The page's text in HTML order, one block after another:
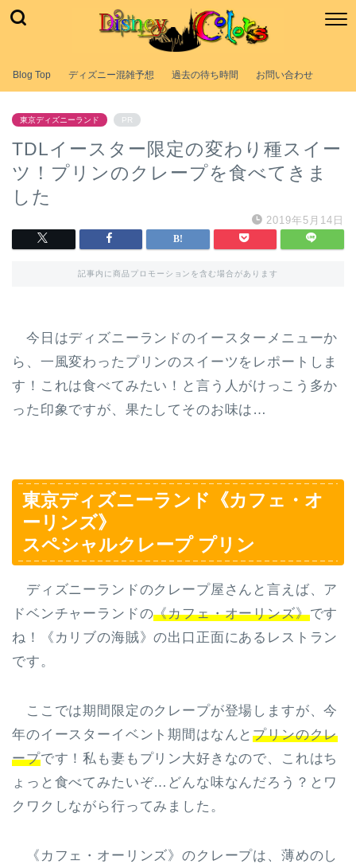
Blog Top ディズニー混雑予想 過去の待ち時間 お問い合わせ
東京ディズニーランド PR
TDLイースター限定の変わり種スイー
ツ！プリンのクレープを食べてきま
した
2019年5月14日
記事内に商品プロモーションを含む場合があります
今日はディズニーランドのイースターメニューか
ら、一風変わったプリンのスイーツをレポートしま
す！これは食べてみたい！と言う人がけっこう多か
った印象ですが、果たしてそのお味は…
東京ディズニーランド《カフェ・オ
ーリンズ》
スペシャルクレープ プリン
ディズニーランドのクレープ屋さんと言えば、ア
ドベンチャーランドの《カフェ・オーリンズ》です
ね！《カリブの海賊》の出口正面にあるレストラン
です。
ここでは期間限定のクレープが登場しますが、今
年のイースターイベント期間はなんとプリンのクレ
ープです！私も妻もプリン大好きなので、これはち
ょっと食べてみたいぞ…どんな味なんだろう？とワ
クワクしながら行ってみました。
《カフェ・オーリンズ》のクレープは、薄めのし